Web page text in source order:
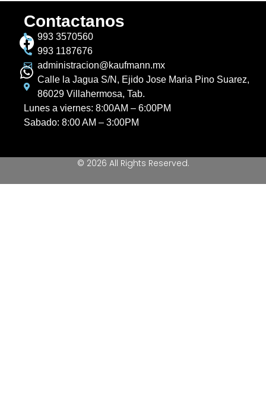
Contactanos
993 3570560
993 1187676
administracion@kaufmann.mx
Calle la Jagua S/N, Ejido Jose Maria Pino Suarez,
86029 Villahermosa, Tab.
Lunes a viernes: 8:00AM – 6:00PM
Sabado: 8:00 AM – 3:00PM
© 2026 All Rights Reserved.